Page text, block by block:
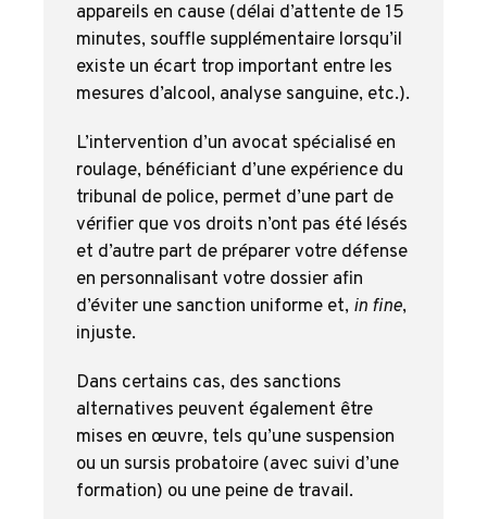
appareils en cause (délai d’attente de 15
minutes, souffle supplémentaire lorsqu’il
existe un écart trop important entre les
mesures d’alcool, analyse sanguine, etc.).
L’intervention d’un avocat spécialisé en
roulage, bénéficiant d’une expérience du
tribunal de police, permet d’une part de
vérifier que vos droits n’ont pas été lésés
et d’autre part de préparer votre défense
en personnalisant votre dossier afin
d’éviter une sanction uniforme et, in fine,
injuste.
Dans certains cas, des sanctions
alternatives peuvent également être
mises en œuvre, tels qu’une suspension
ou un sursis probatoire (avec suivi d’une
formation) ou une peine de travail.